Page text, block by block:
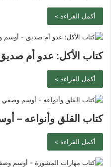
أكمل القراءة »
كتاب الأكل: عدو أم
أكمل القراءة »
كتاب القلق وأنواعه –
أكمل القراءة »